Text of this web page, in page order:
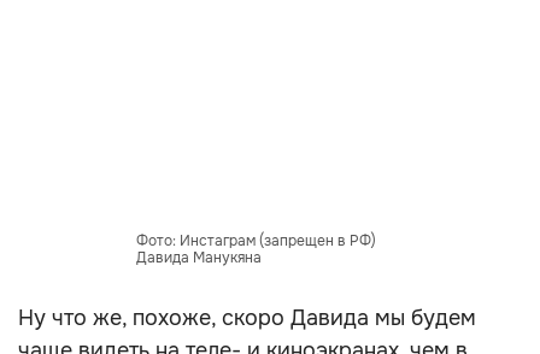
Фото: Инстаграм (запрещен в РФ)
Давида Манукяна
Ну что же, похоже, скоро Давида мы будем